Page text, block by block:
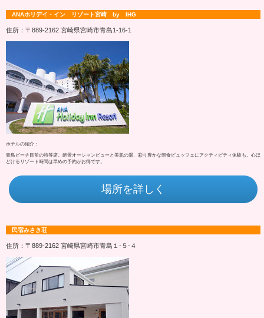
ANAホリデイ・イン リゾート宮崎 by IHG
住所：〒889-2162 宮崎県宮崎市青島1-16-1
ホテルの紹介：
青島ビーチ目前の特等席。絶景オーシャンビューと美肌の湯、彩り豊かな朝食ビュッフェにアクティビティ体験も。心ほ
どけるリゾート時間は早めの予約がお得です。
場所を詳しく
民宿みさき荘
住所：〒889-2162 宮崎県宮崎市青島１‐５‐４